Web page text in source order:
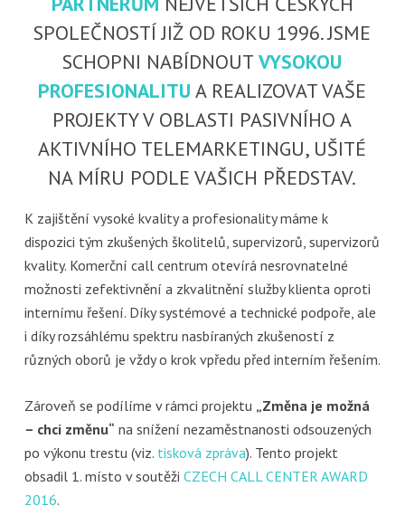
SPOLEČNOSTÍ JIŽ OD ROKU 1996. JSME
SCHOPNI NABÍDNOUTVYSOKOU
PROFESIONALITU A REALIZOVAT VAŠE
PROJEKTY V OBLASTI PASIVNÍHO A
AKTIVNÍHO TELEMARKETINGU, UŠITÉ
NA MÍRU PODLE VAŠICH PŘEDSTAV.
K zajištění vysoké kvality a profesionality máme k
dispozici tým zkušených školitelů, supervizorů, supervizorů
kvality. Komerční call centrum otevírá nesrovnatelné
možnosti zefektivnění a zkvalitnění služby klienta oproti
internímu řešení. Díky systémové a technické podpoře, ale
i díky rozsáhlému spektru nasbíraných zkušeností z
různých oborů je vždy o krok vpředu před interním řešením.
Zároveň se podílíme v rámci projektu „Změna je možná
– chci změnu“ na snížení nezaměstnanosti odsouzených
po výkonu trestu (viz. tisková zpráva). Tento projekt
obsadil 1. místo v soutěži CZECH CALL CENTER AWARD
2016.